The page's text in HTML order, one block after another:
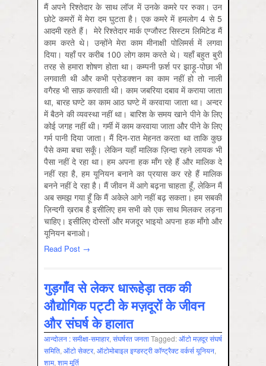
मैं अपने रिश्तेदार के साथ लॉज में उनके कमरे पर रुका। उन
छोटे कमरों में मेरा दम घुटता है। एक कमरे में हमलोग 4 से 5
आदमी रहते हैं। मेरे रिश्तेदार मार्क एग्जौस्ट सिस्टम लिमिटेड मैं
काम करते थे। उन्होंने मेरा काम मीनाक्षी पोलिमर्स में लगवा
दिया। यहाँ पर करीब 100 लोग काम करते थे। यहाँ बहुत बुरी
तरह से हमारा शोषण होता था। कम्पनी फ़र्श पर झाड़ू-पोछा भी
लगवाती थी और कभी प्रोडक्शन का काम नहीं हो तो नाली
वगैरह भी साफ़ करवाती थी। काम जबरिया दबाव में कराया जाता
था, बारह घण्टे का काम आठ घण्टे में करवाया जाता था। अन्दर
में बैठने की व्यवस्था नहीं था। बारिश के समय खाने पीने के लिए
कोई जगह नहीं थी। गर्मी में काम करवाया जाता और पीने के लिए
गर्म पानी दिया जाता। मैं दिन-रात मेहनत करता था ताकि कुछ
पैसे कमा बचा सकूँ। लेकिन यहाँ मालिक ज़िन्दा रहने लायक भी
पैसा नहीं दे रहा था। हम अपना हक माँग रहे हैं और मालिक दे
नहीं रहा है, हम यूनियन बनाने का प्रयास कर रहे हैं मालिक
बनने नहीं दे रहा है। मैं जीवन में आगे बढ़ना चाहता हूँ, लेकिन मैं
अब समझ गया हूँ कि मैं अकेले आगे नहीं बढ़ सकता। हम सबकी
ज़िन्दगी ख़राब है इसीलिए हम सभी को एक साथ मिलकर लड़ना
चाहिए। इसीलिए दोस्तों और मजदूर भाइयो अपना हक माँगो और
यूनियन बनाओ।
Read Post →
गुड़गाँव से लेकर धारूहेड़ा तक की
औद्योगिक पट्टी के मज़दूरों के जीवन
और संघर्ष के हालात
आन्‍दोलन : समीक्षा-समाहार, संघर्षरत जनताTagged:ऑटो मज़दूर संघर्ष
समिति, ऑटो सेक्‍टर, ऑटोमोबाइल इण्डस्ट्री कॉण्ट्रैक्ट वर्कर्स यूनियन,
शाम, शाम मूर्ति